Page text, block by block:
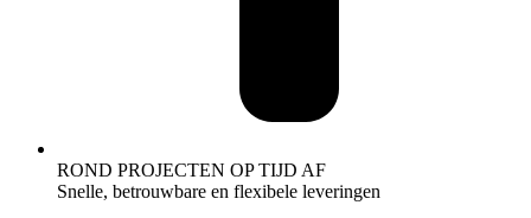
ROND PROJECTEN OP TIJD AF
Snelle, betrouwbare en flexibele leveringen